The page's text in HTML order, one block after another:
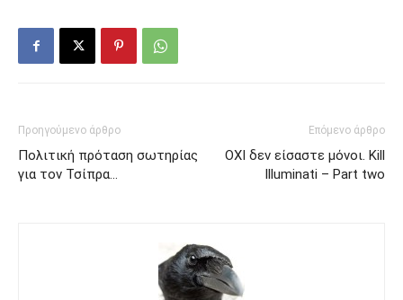
Προηγούμενο άρθρο
Πολιτική πρόταση σωτηρίας
για τον Τσίπρα…
Επόμενο άρθρο
ΟΧΙ δεν είσαστε μόνοι. Kill
Illuminati – Part two